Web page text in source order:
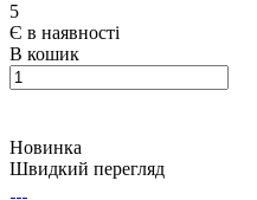
5
Є в наявності
В кошик
Новинка
Швидкий перегляд